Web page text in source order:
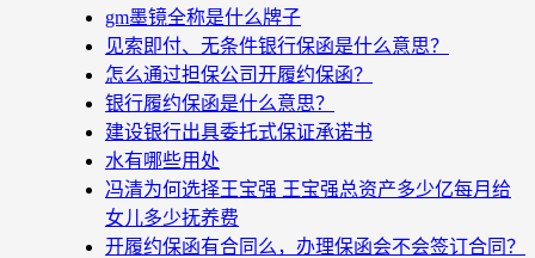
gm墨镜全称是什么牌子
见索即付、无条件银行保函是什么意思？
怎么通过担保公司开履约保函？
银行履约保函是什么意思？
建设银行出具委托式保证承诺书
水有哪些用处
冯清为何选择王宝强 王宝强总资产多少亿每月给
女儿多少抚养费
开履约保函有合同么，办理保函会不会签订合同？